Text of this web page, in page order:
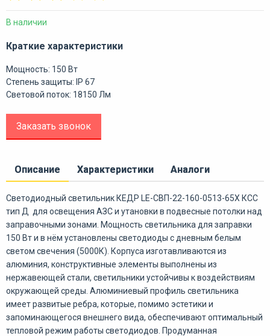
В наличии
Краткие характеристики
Мощность: 150 Вт
Степень защиты: IP 67
Световой поток: 18150 Лм
Заказать звонок
Описание Характеристики Аналоги
Светодиодный светильник КЕДР LE-СВП-22-160-0513-65Х КСС
тип Д для освещения АЗС и утановки в подвесные потолки над
заправочными зонами. Мощность светильника для заправки
150 Вт и в нём установлены светодиоды с дневным белым
светом свечения (5000К). Корпуса изготавливаются из
алюминия, конструктивные элементы выполнены из
нержавеющей стали, светильники устойчивы к воздействиям
окружающей среды. Алюминиевый профиль светильника
имеет развитые ребра, которые, помимо эстетики и
запоминающегося внешнего вида, обеспечивают оптимальный
тепловой режим работы светодиодов. Продуманная